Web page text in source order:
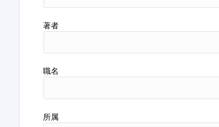
著者
職名
所属